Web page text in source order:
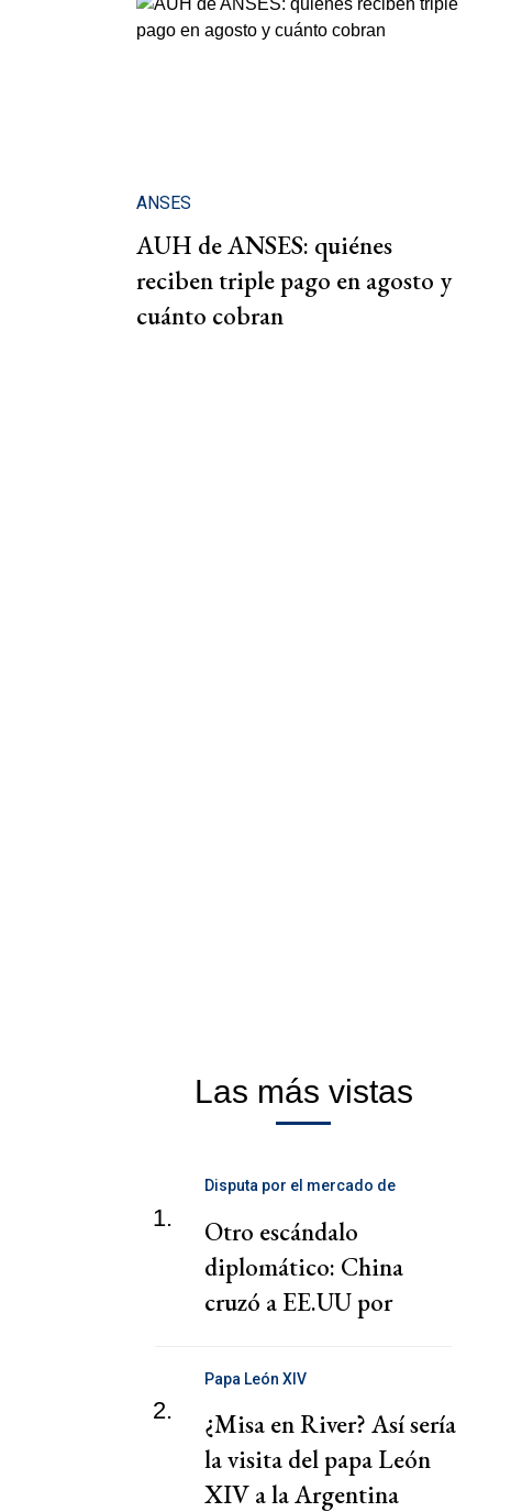
ANSES
AUH de ANSES: quiénes
reciben triple pago en agosto y
cuánto cobran
Las más vistas
1.
Disputa por el mercado de
Otro escándalo
diplomático: China
cruzó a EE.UU por
cooperativa Argentina
2.
Papa León XIV
¿Misa en River? Así sería
la visita del papa León
XIV a la Argentina